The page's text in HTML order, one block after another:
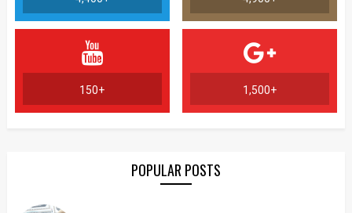
150+ 1,500+
POPULAR POSTS